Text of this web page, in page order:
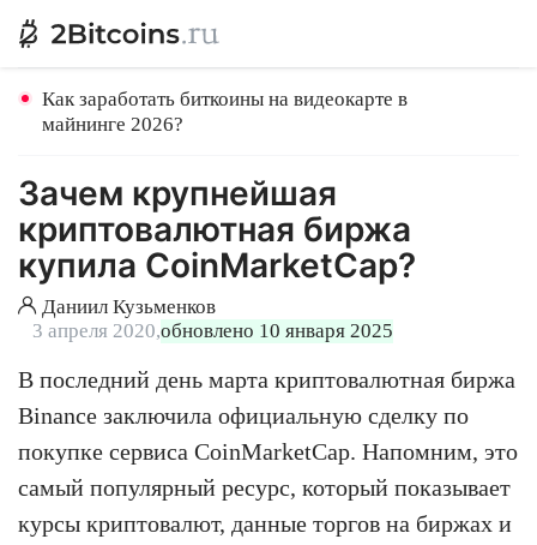
Как заработать биткоины на видеокарте в
майнинге 2026?
Зачем крупнейшая
криптовалютная биржа
купила CoinMarketCap?
Даниил Кузьменков
3 апреля 2020,обновлено 10 января 2025
В последний день марта криптовалютная биржа
Binance заключила официальную сделку по
покупке сервиса CoinMarketCap. Напомним, это
самый популярный ресурс, который показывает
курсы криптовалют, данные торгов на биржах и